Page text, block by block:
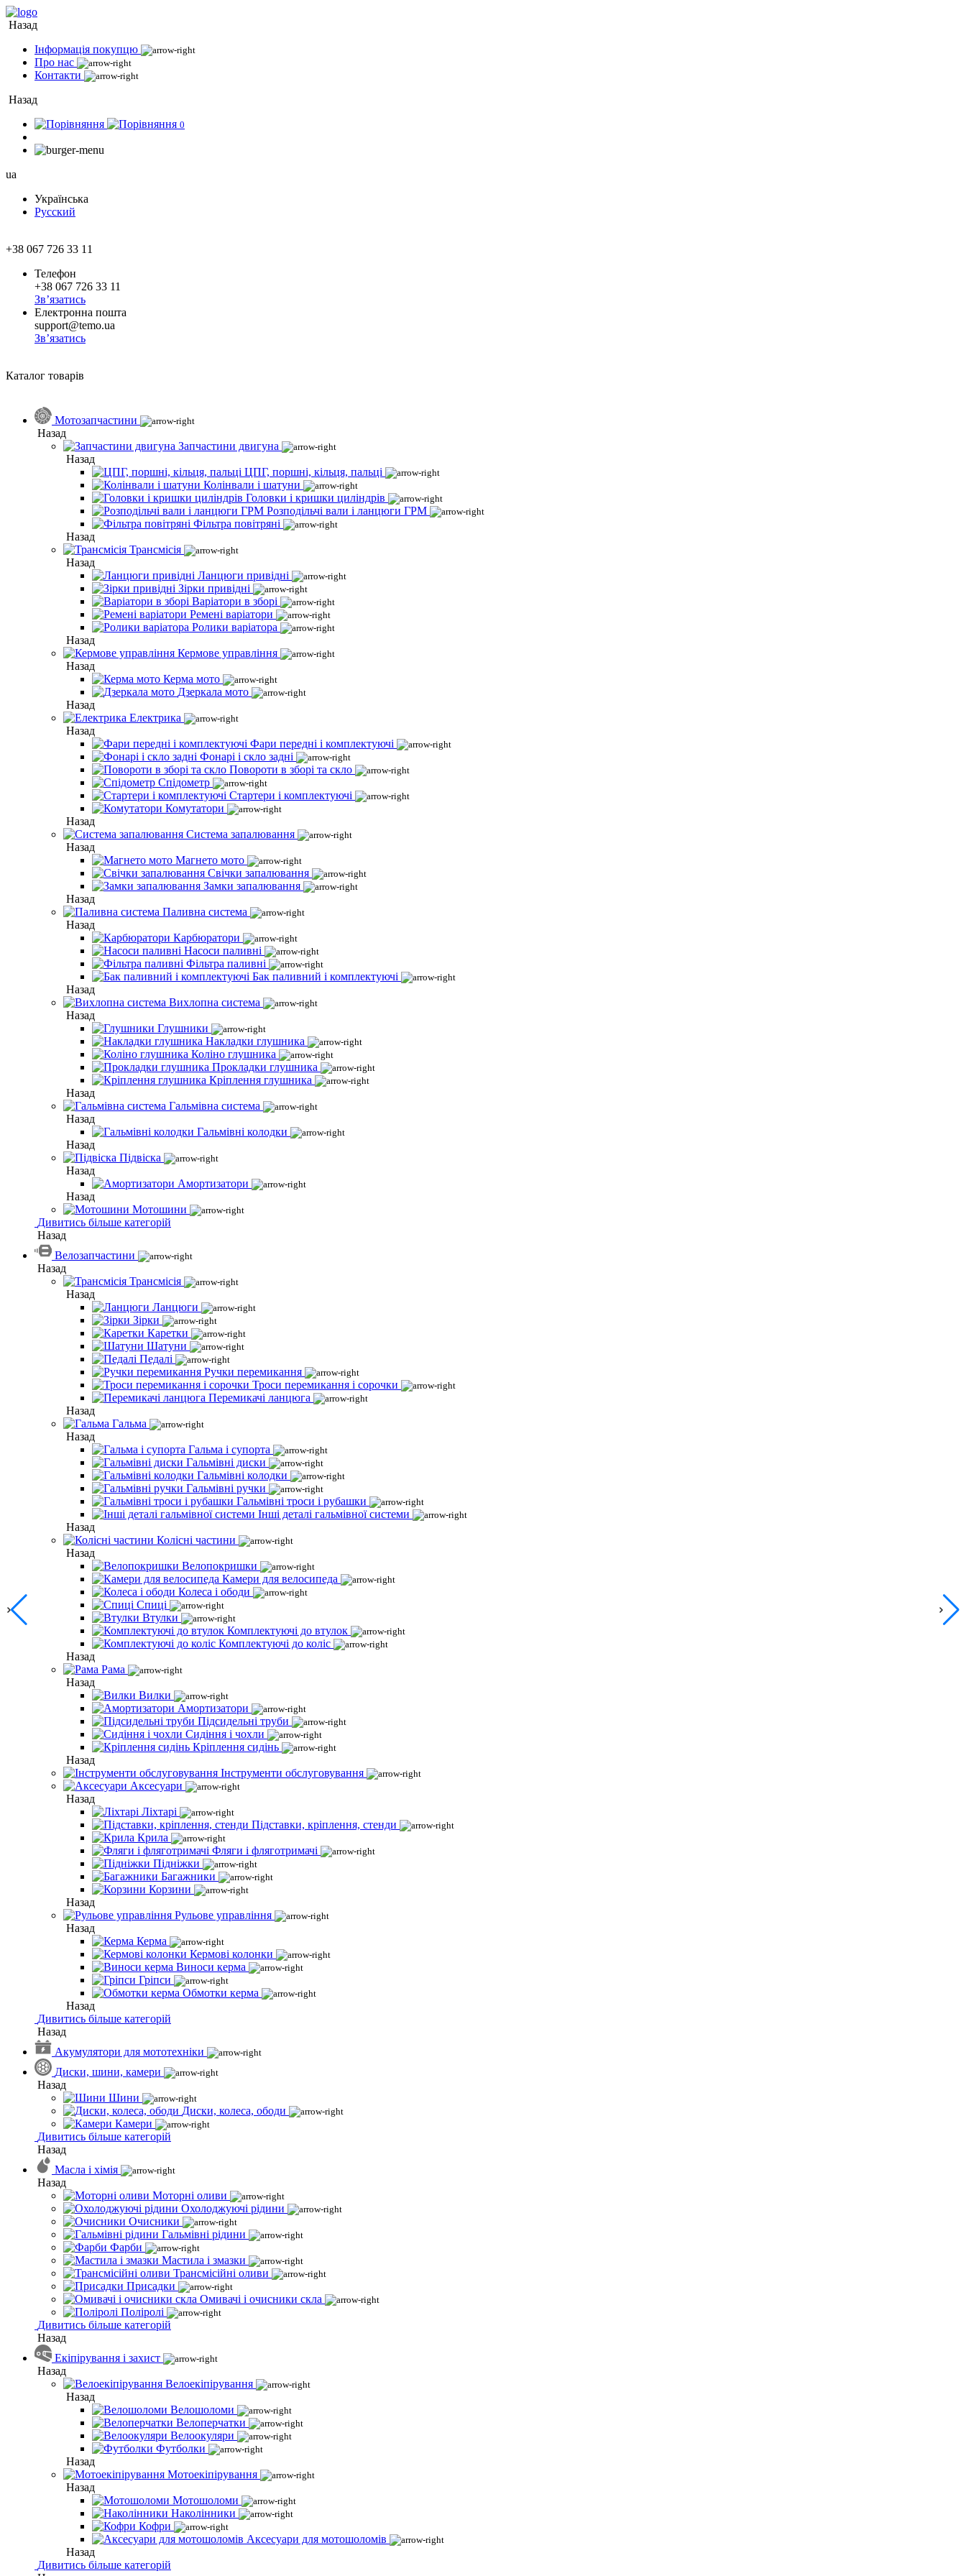
Назад
Інформація покупцю
Про нас
Контакти
Назад
0
ua
Українська
Русский
+38 067 726 33 11
Телефон
+38 067 726 33 11
Зв’язатись
Електронна пошта
support@temo.ua
Зв’язатись
Каталог товарів
Мотозапчастини
Назад
Запчастини двигуна
Назад
ЦПГ, поршні, кільця, пальці
Колінвали і шатуни
Головки і кришки циліндрів
Розподільчі вали і ланцюги ГРМ
Фільтра повітряні
Назад
Трансмісія
Назад
Ланцюги привідні
Зірки привідні
Варіатори в зборі
Ремені варіатори
Ролики варіатора
Назад
Кермове управління
Назад
Керма мото
Дзеркала мото
Назад
Електрика
Назад
Фари передні і комплектуючі
Фонарі і скло задні
Повороти в зборі та скло
Спідометр
Стартери і комплектуючі
Комутатори
Назад
Система запалювання
Назад
Магнето мото
Свічки запалювання
Замки запалювання
Назад
Паливна система
Назад
Карбюратори
Насоси паливні
Фільтра паливні
Бак паливний і комплектуючі
Назад
Вихлопна система
Назад
Глушники
Накладки глушника
Коліно глушника
Прокладки глушника
Кріплення глушника
Назад
Гальмівна система
Назад
Гальмівні колодки
Назад
Підвіска
Назад
Амортизатори
Назад
Мотошини
Дивитись більше категорій
Назад
Велозапчастини
Назад
Трансмісія
Назад
Ланцюги
Зірки
Каретки
Шатуни
Педалі
Ручки перемикання
Троси перемикання і сорочки
Перемикачі ланцюга
Назад
Гальма
Назад
Гальма і супорта
Гальмівні диски
Гальмівні колодки
Гальмівні ручки
Гальмівні троси і рубашки
Інші деталі гальмівної системи
Назад
Колісні частини
Назад
Велопокришки
Камери для велосипеда
Колеса і ободи
Спиці
Втулки
Комплектуючі до втулок
Комплектуючі до коліс
Назад
Рама
Назад
Вилки
Амортизатори
Підсидельні труби
Сидіння і чохли
Кріплення сидінь
Назад
Інструменти обслуговування
Аксесуари
Назад
Ліхтарі
Підставки, кріплення, стенди
Крила
Фляги і фляготримачі
Підніжки
Багажники
Корзини
Назад
Рульове управління
Назад
Керма
Кермові колонки
Виноси керма
Гріпси
Обмотки керма
Назад
Дивитись більше категорій
Назад
Акумулятори для мототехніки
Диски, шини, камери
Назад
Шини
Диски, колеса, ободи
Камери
Дивитись більше категорій
Назад
Масла і хімія
Назад
Моторні оливи
Охолоджуючі рідини
Очисники
Гальмівні рідини
Фарби
Мастила і змазки
Трансмісійні оливи
Присадки
Омивачі і очисники скла
Поліролі
Дивитись більше категорій
Назад
Екіпірування і захист
Назад
Велоекіпірування
Назад
Велошоломи
Велоперчатки
Велоокуляри
Футболки
Назад
Мотоекіпірування
Назад
Мотошоломи
Наколінники
Кофри
Аксесуари для мотошоломів
Назад
Дивитись більше категорій